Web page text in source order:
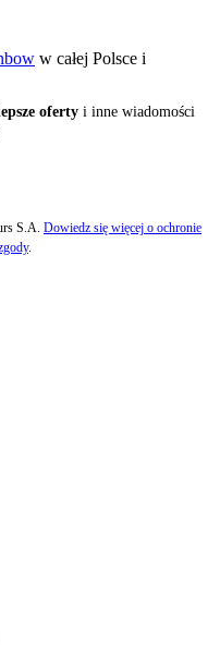
w całej Polsce i
oferty i inne wiadomości
S.A. Dowiedz się więcej o ochronie
.